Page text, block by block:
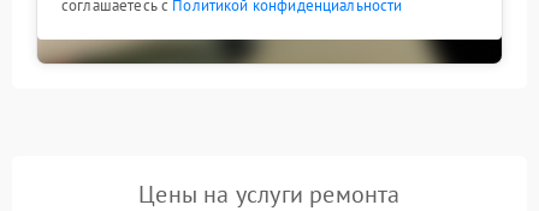
соглашаетесь с Политикой конфиденциальности
Цены на услуги ремонта